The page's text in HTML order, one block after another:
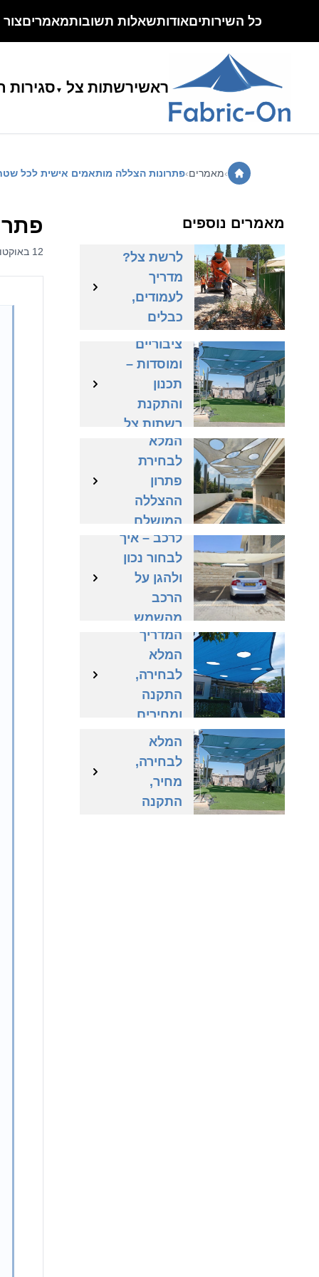
כל השירותיםאודותשאלות תשובותמאמרים
ראשירשתות צל סגירות
›מאמרים›פתרונות הצללה מותאמים אישית לכל
מאמרים נוספיםאיך בוחרים
לרשת צל?
מדריך
לעמודים,
כבלים
נכונה
הצללת
שטחים
ציבוריים
ומוסדות –
תכנון
והתקנת
רשתות צל
בהתאמה
אישית
רשת צל
לבריכה –
המדריך
המלא
לבחירת
פתרון
ההצללה
המושלם
לבריכה
פרטית
וציבורית
רשת צל
לרכב – איך
לבחור נכון
ולהגן על
הרכב
מהשמש
הישראלית
רשת צל –
המדריך
המלא
לבחירה,
התקנה
ומחירים
בישראל
רשת צל –
המדריך
המלא
לבחירה,
מחיר,
התקנה
12 באוקטובר 2025 | אור